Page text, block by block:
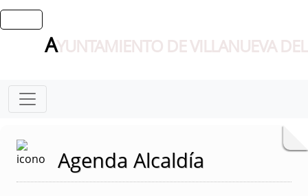
AYUNTAMIENTO DE VILLANUEVA
Agenda Alcaldía